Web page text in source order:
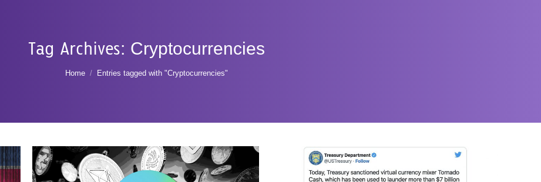
Tag Archives: Cryptocurrencies
You are here:
Home Entries tagged with "Cryptocurrencies"